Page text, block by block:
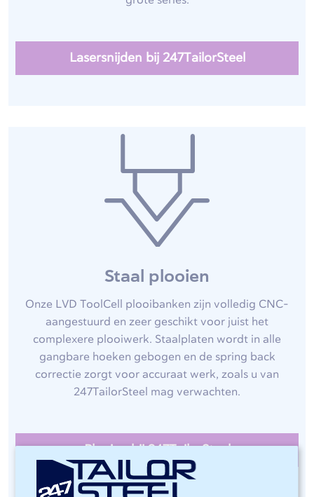
Lasersnijden bij 247TailorSteel
Staal plooien
Onze LVD ToolCell plooibanken zijn volledig CNC-
aangestuurd en zeer geschikt voor juist het
complexere plooiwerk. Staalplaten wordt in alle
gangbare hoeken gebogen en de spring back
correctie zorgt voor accuraat werk, zoals u van
247TailorSteel mag verwachten.
Plooien bij 247TailorSteel